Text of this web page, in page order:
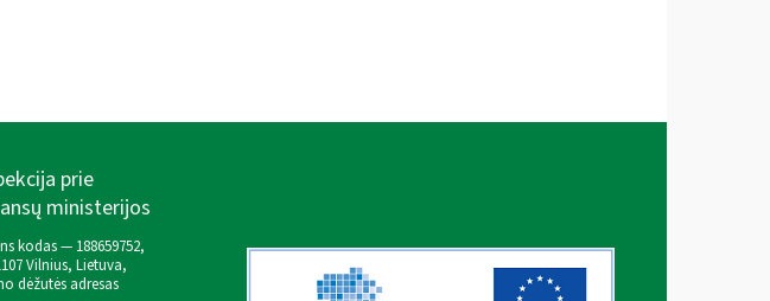
prie
ministerijos
kodas — 188659752,
Vilnius, Lietuva,
dėžutės adresas